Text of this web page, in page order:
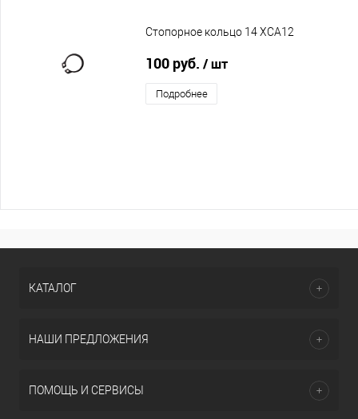
Стопорное кольцо 14 XCA12
100 руб. / шт
Подробнее
КАТАЛОГ
НАШИ ПРЕДЛОЖЕНИЯ
ПОМОЩЬ И СЕРВИСЫ